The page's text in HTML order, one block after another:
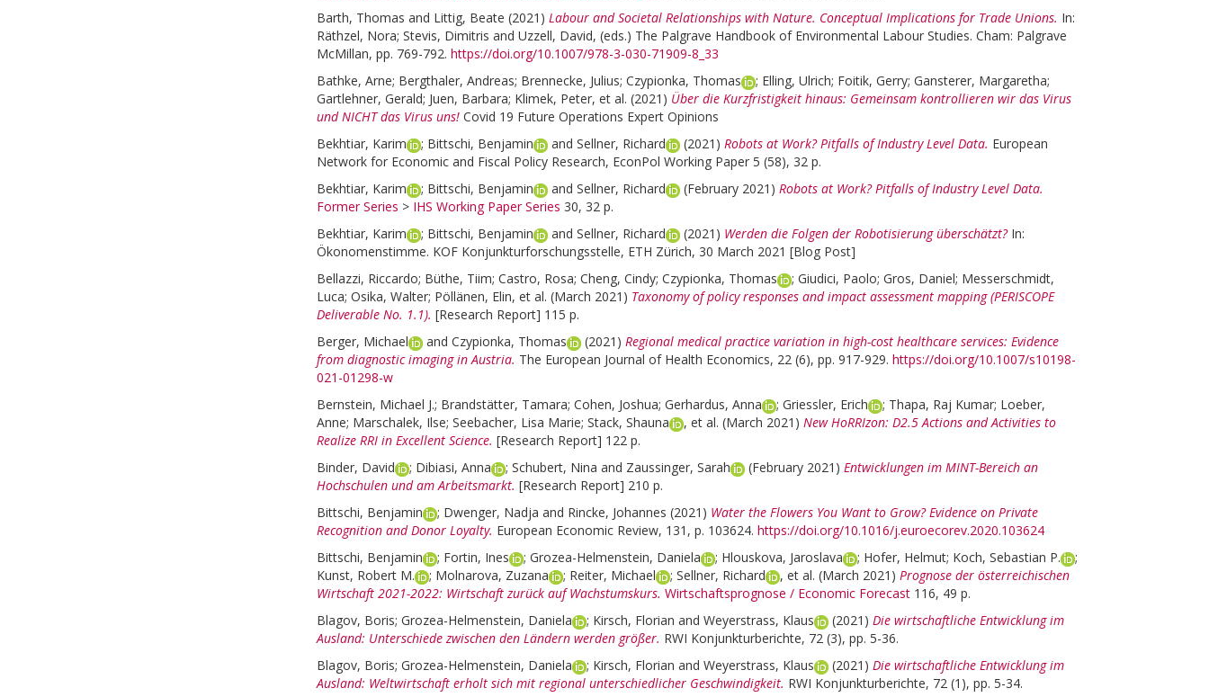
Barth, Thomas and Littig, Beate (2021) Labour and Societal Relationships with Nature. Conceptual Implications for Trade Unions. In:
Räthzel, Nora; Stevis, Dimitris and Uzzell, David, (eds.) The Palgrave Handbook of Environmental Labour Studies. Cham: Palgrave
McMillan, pp. 769-792. https://doi.org/10.1007/978-3-030-71909-8_33
Bathke, Arne; Bergthaler, Andreas; Brennecke, Julius; Czypionka, Thomas ; Elling, Ulrich; Foitik, Gerry; Gansterer, Margaretha;
Gartlehner, Gerald; Juen, Barbara; Klimek, Peter, et al. (2021) Über die Kurzfristigkeit hinaus: Gemeinsam kontrollieren wir das Virus
und NICHT das Virus uns! Covid 19 Future Operations Expert Opinions
Bekhtiar, Karim
; Bittschi, Benjamin and Sellner, Richard (2021) Robots at Work? Pitfalls of Industry Level Data. European
Network for Economic and Fiscal Policy Research, EconPol Working Paper 5 (58), 32 p.
Bekhtiar, Karim
; Bittschi, Benjamin and Sellner, Richard (February 2021) Robots at Work? Pitfalls of Industry Level Data.
Former Series > IHS Working Paper Series 30, 32 p.
Bekhtiar, Karim
; Bittschi, Benjamin and Sellner, Richard (2021) Werden die Folgen der Robotisierung überschätzt? In:
Ökonomenstimme. KOF Konjunkturforschungsstelle, ETH Zürich, 30 March 2021 [Blog Post]
Bellazzi, Riccardo; Büthe, Tiim; Castro, Rosa; Cheng, Cindy; Czypionka, Thomas ; Giudici, Paolo; Gros, Daniel; Messerschmidt,
Luca; Osika, Walter; Pöllänen, Elin, et al. (March 2021) Taxonomy of policy responses and impact assessment mapping (PERISCOPE
Deliverable No. 1.1). [Research Report] 115 p.
Berger, Michael
and Czypionka, Thomas (2021) Regional medical practice variation in high-cost healthcare services: Evidence
from diagnostic imaging in Austria. The European Journal of Health Economics, 22 (6), pp. 917-929. https://doi.org/10.1007/s10198-
021-01298-w
Bernstein, Michael J.; Brandstätter, Tamara; Cohen, Joshua; Gerhardus, Anna ; Griessler, Erich ; Thapa, Raj Kumar; Loeber,
Anne; Marschalek, Ilse; Seebacher, Lisa Marie; Stack, Shauna , et al. (March 2021) New HoRRIzon: D2.5 Actions and Activities to
Realize RRI in Excellent Science. [Research Report] 122 p.
Binder, David
; Dibiasi, Anna ; Schubert, Nina and Zaussinger, Sarah (February 2021) Entwicklungen im MINT-Bereich an
Hochschulen und am Arbeitsmarkt. [Research Report] 210 p.
Bittschi, Benjamin
; Dwenger, Nadja and Rincke, Johannes (2021) Water the Flowers You Want to Grow? Evidence on Private
Recognition and Donor Loyalty. European Economic Review, 131, p. 103624. https://doi.org/10.1016/j.euroecorev.2020.103624
Bittschi, Benjamin
; Fortin, Ines ; Grozea-Helmenstein, Daniela ; Hlouskova, Jaroslava ; Hofer, Helmut; Koch, Sebastian P.
;
Kunst, Robert M.
; Molnarova, Zuzana ; Reiter, Michael ; Sellner, Richard , et al. (March 2021) Prognose der österreichischen
Wirtschaft 2021-2022: Wirtschaft zurück auf Wachstumskurs. Wirtschaftsprognose / Economic Forecast 116, 49 p.
Blagov, Boris; Grozea-Helmenstein, Daniela ; Kirsch, Florian and Weyerstrass, Klaus (2021) Die wirtschaftliche Entwicklung im
Ausland: Unterschiede zwischen den Ländern werden größer. RWI Konjunkturberichte, 72 (3), pp. 5-36.
Blagov, Boris; Grozea-Helmenstein, Daniela ; Kirsch, Florian and Weyerstrass, Klaus (2021) Die wirtschaftliche Entwicklung im
Ausland: Weltwirtschaft erholt sich mit regional unterschiedlicher Geschwindigkeit. RWI Konjunkturberichte, 72 (1), pp. 5-34.